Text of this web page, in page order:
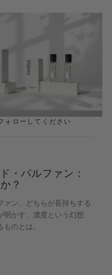
ォローしてください
・パルファン：
？
ン、どちらが長持ちする
明かす、濃度という幻想
のとは。